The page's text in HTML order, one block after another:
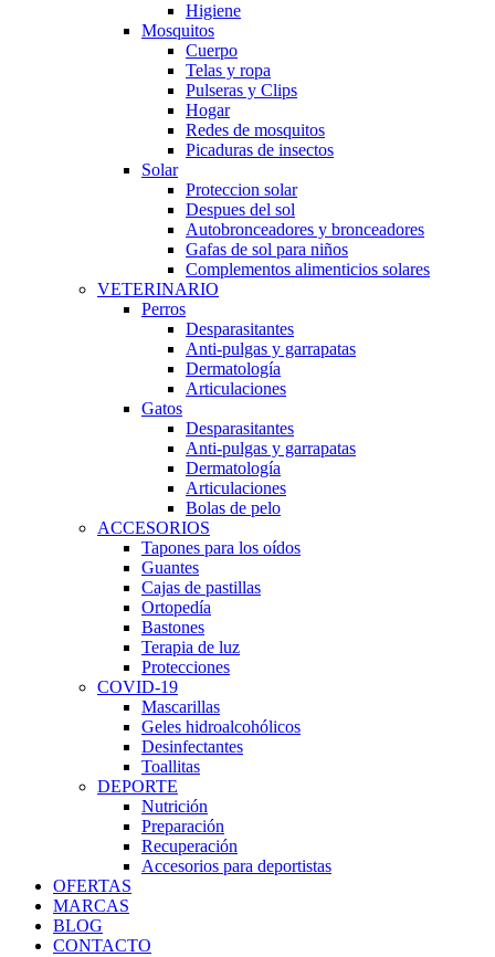
Higiene
Mosquitos
Cuerpo
Telas y ropa
Pulseras y Clips
Hogar
Redes de mosquitos
Picaduras de insectos
Solar
Proteccion solar
Despues del sol
Autobronceadores y bronceadores
Gafas de sol para niños
Complementos alimenticios solares
VETERINARIO
Perros
Desparasitantes
Anti-pulgas y garrapatas
Dermatología
Articulaciones
Gatos
Desparasitantes
Anti-pulgas y garrapatas
Dermatología
Articulaciones
Bolas de pelo
ACCESORIOS
Tapones para los oídos
Guantes
Cajas de pastillas
Ortopedía
Bastones
Terapia de luz
Protecciones
COVID-19
Mascarillas
Geles hidroalcohólicos
Desinfectantes
Toallitas
DEPORTE
Nutrición
Preparación
Recuperación
Accesorios para deportistas
OFERTAS
MARCAS
BLOG
CONTACTO